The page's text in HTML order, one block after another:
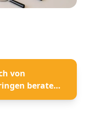
von
beraten